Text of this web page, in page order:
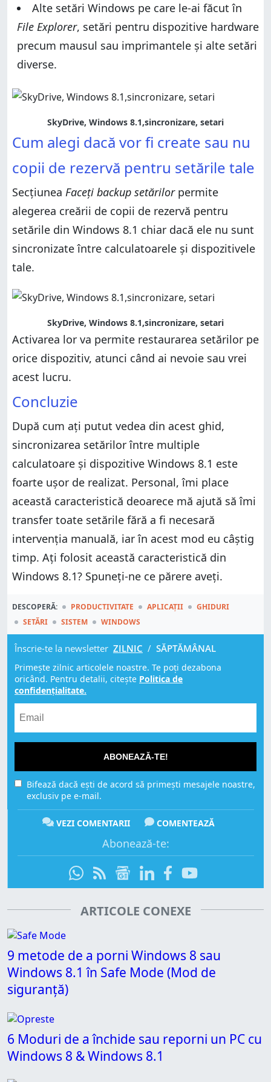
Alte setări Windows pe care le-ai făcut în
File Explorer, setări pentru dispozitive hardware
precum mausul sau imprimantele și alte setări
diverse.
SkyDrive, Windows 8.1,sincronizare, setari
Cum alegi dacă vor fi create sau nu
copii de rezervă pentru setările tale
Secțiunea Faceți backup setărilorpermite
alegerea creării de copii de rezervă pentru
setările din Windows 8.1 chiar dacă ele nu sunt
sincronizate între calculatoarele și dispozitivele
tale.
SkyDrive, Windows 8.1,sincronizare, setari
Activarea lor va permite restaurarea setărilor pe
orice dispozitiv, atunci când ai nevoie sau vrei
acest lucru.
Concluzie
După cum ați putut vedea din acest ghid,
sincronizarea setărilor între multiple
calculatoare și dispozitive Windows 8.1 este
foarte ușor de realizat. Personal, îmi place
această caracteristică deoarece mă ajută să îmi
transfer toate setările fără a fi necesară
intervenția manuală, iar în acest mod eu câștig
timp. Ați folosit această caracteristică din
Windows 8.1? Spuneți-ne ce părere aveți.
DESCOPERĂ: PRODUCTIVITATE APLICAȚII
GHIDURI
SETĂRI
SISTEM WINDOWS
Înscrie-te la newsletter ZILNIC / SĂPTĂMÂNAL
Primește zilnic articolele noastre. Te poți dezabona
oricând. Pentru detalii, citește Politica de
confidențialitate.
ABONEAZĂ-TE!
Bifează dacă ești de acord să primești mesajele noastre,
exclusiv pe e-mail.
VEZI COMENTARII COMENTEAZĂ
Abonează-te:
ARTICOLE CONEXE
9 metode de a porni Windows 8 sau
Windows 8.1 în Safe Mode (Mod de
siguranță)
6 Moduri de a închide sau reporni un PC cu
Windows 8 & Windows 8.1